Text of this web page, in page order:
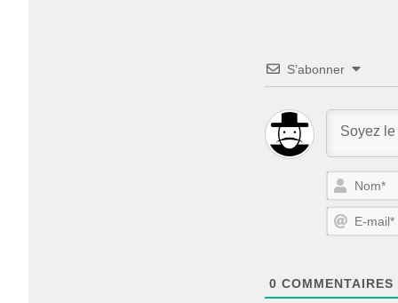
S’abonner
0 COMMENTAIRES